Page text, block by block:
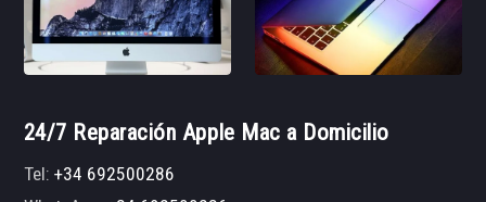
24/7 Reparación Apple Mac a Domicilio
Tel:+34 692500286